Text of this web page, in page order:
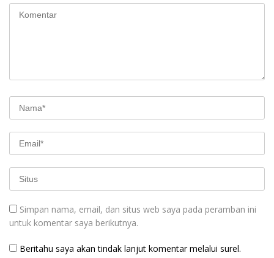
Simpan nama, email, dan situs web saya pada peramban ini
untuk komentar saya berikutnya.
Beritahu saya akan tindak lanjut komentar melalui surel.